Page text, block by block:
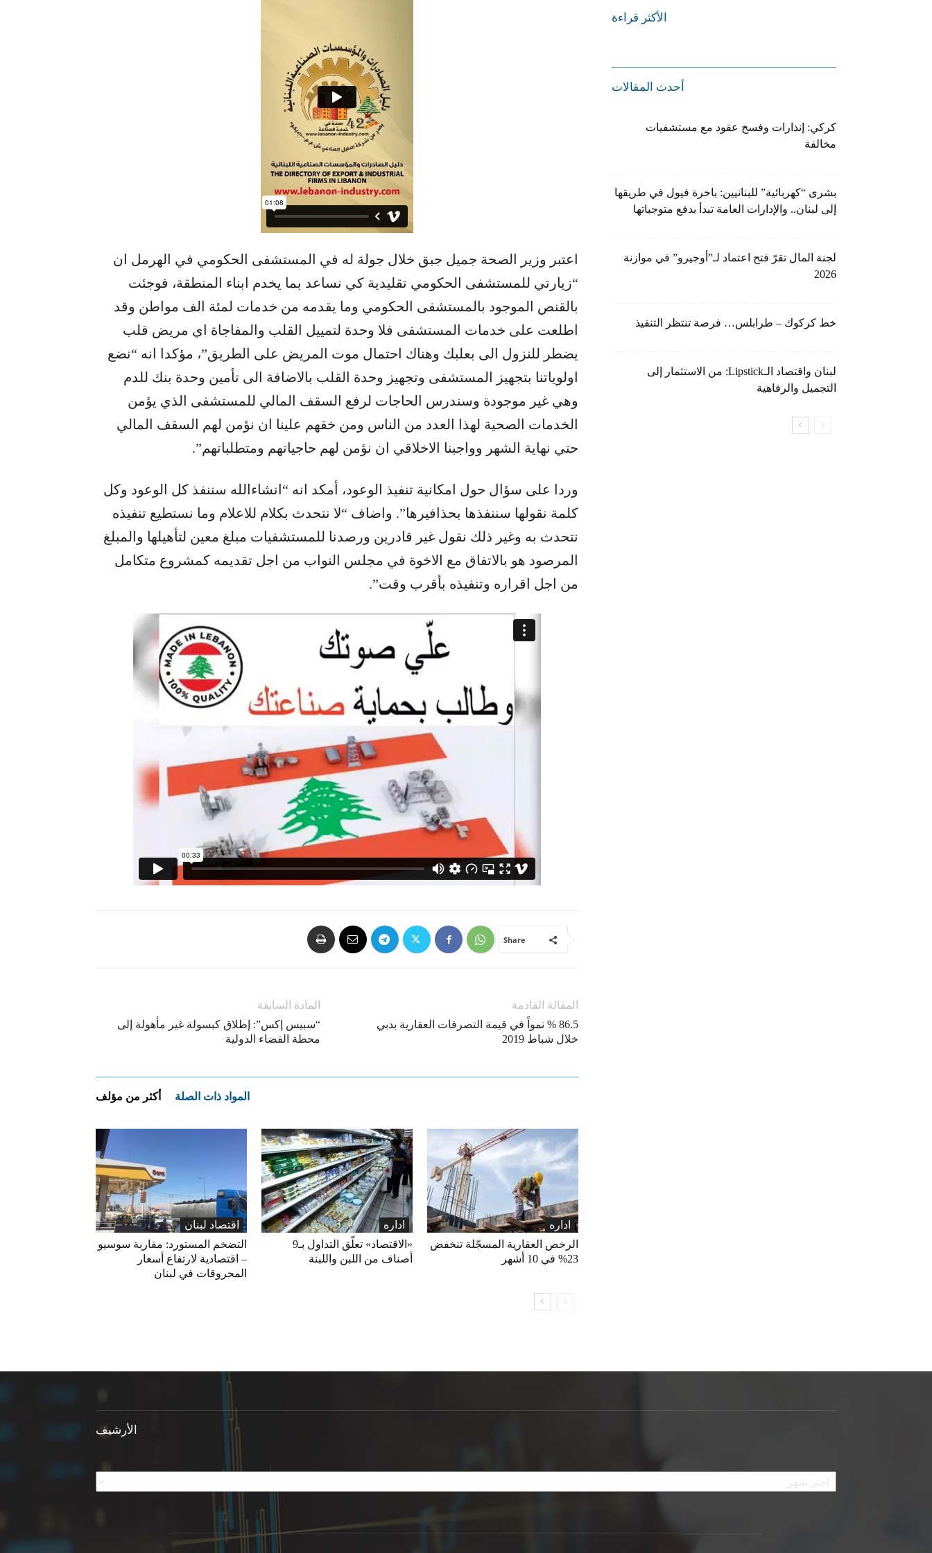
اعتبر وزير الصحة جميل جبق خلال جولة له في المستشفى الحكومي في الهرمل ان
“زيارتي للمستشفى الحكومي تقليدية كي نساعد بما يخدم ابناء المنطقة، فوجئت
بالقنص الموجود بالمستشفى الحكومي وما يقدمه من خدمات لمئة الف مواطن وقد
اطلعت على خدمات المستشفى فلا وحدة لتمييل القلب والمفاجاة اي مريض قلب
يضطر للنزول الى بعلبك وهناك احتمال موت المريض على الطريق”، مؤكدا انه “نضع
اولوياتنا بتجهيز المستشفى وتجهيز وحدة القلب بالاضافة الى تأمين وحدة بنك للدم
وهي غير موجودة وسندرس الحاجات لرفع السقف المالي للمستشفى الذي يؤمن
الخدمات الصحية لهذا العدد من الناس ومن خقهم علينا ان نؤمن لهم السقف المالي
حتي نهاية الشهر وواجبنا الاخلاقي ان نؤمن لهم حاجياتهم ومتطلباتهم”.
وردا على سؤال حول امكانية تنفيذ الوعود، أمكد انه “انشاءالله سننفذ كل الوعود وكل
كلمة نقولها سننفذها بحذافيرها”. واضاف “لا نتحدث بكلام للاعلام وما نستطيع تنفيذه
نتحدث به وغير ذلك نقول غير قادرين ورصدنا للمستشفيات مبلغ معين لتأهيلها والمبلغ
المرصود هو بالاتفاق مع الاخوة في مجلس النواب من اجل تقديمه كمشروع متكامل
من اجل اقراره وتنفيذه بأقرب وقت”.
Share
المادة السابقة
“سبيس إكس”: إطلاق كبسولة غير مأهولة إلى
محطة الفضاء الدولية
المقالة القادمة
86.5 % نمواً في قيمة التصرفات العقارية بدبي
خلال شباط 2019
المواد ذات الصلة أكثر من مؤلف
اقتصاد لبنان
التضخم المستورد: مقاربة سوسيو
– اقتصادية لارتفاع أسعار
المحروقات في لبنان
اداره
«الاقتصاد» تعلّق التداول بـ9
أصناف من اللبن واللبنة
اداره
الرخص العقارية المسجّلة تنخفض
23% في 10 أشهر
الأكثر قراءة
أحدث المقالات
كركي: إنذارات وفسخ عقود مع مستشفيات
مخالفة
بشرى “كهربائية” للبنانيين: باخرة فيول في طريقها
إلى لبنان.. والإدارات العامة تبدأ بدفع متوجباتها
لجنة المال تقرّ فتح اعتماد لـ”أوجيرو” في موازنة
2026
خط كركوك – طرابلس… فرصة تنتظر التنفيذ
لبنان واقتصاد الـLipstick: من الاستثمار إلى
التجميل والرفاهية
الأرشيف
الأرشيف